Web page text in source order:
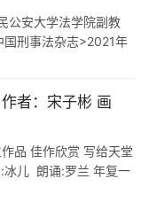
公安大学法学院副教
刑事法杂志>2021年
者：​宋子彬 画
品 佳作欣赏 写给天堂
儿 朗诵:罗兰 年复一